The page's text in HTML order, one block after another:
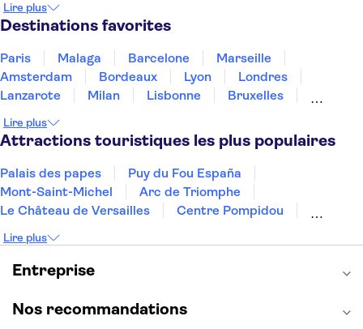
Thaïlande
Tunisie
Lire plus
Destinations favorites
Paris Malaga Barcelone
Marseille
Amsterdam
Bordeaux Lyon
Londres
Lanzarote
Milan Lisbonne
Bruxelles
Dubai
Minorque Copenhague Montpellier
Lire plus
Attractions touristiques les plus populaires
Palais des papes
Puy du Fou España
Mont-Saint-Michel
Arc de Triomphe
Le Château de Versailles
Centre Pompidou
La Chapelle Sixtine
Musée du Louvre
La Sagrada Familia
Cathédrale Notre Dame
Montmartre
Lire plus
Entreprise
Nos recommandations